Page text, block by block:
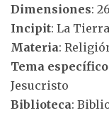
Dimensiones:
Incipit: La
Materia:
Tema específico
Jesucristo
Biblioteca: